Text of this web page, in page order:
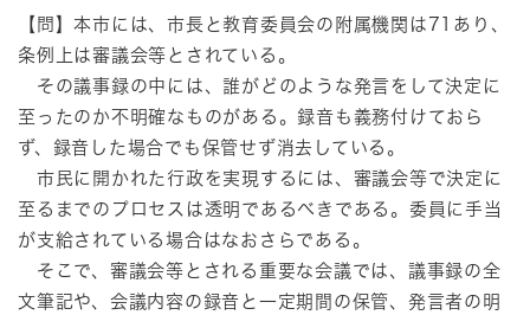
【問】本市には、市長と教育委員会の附属機関は71あり、
条例上は審議会等とされている。
その議事録の中には、誰がどのような発言をして決定に
至ったのか不明確なものがある。録音も義務付けておら
ず、録音した場合でも保管せず消去している。
市民に開かれた行政を実現するには、審議会等で決定に
至るまでのプロセスは透明であるべきである。委員に手当
が支給されている場合はなおさらである。
そこで、審議会等とされる重要な会議では、議事録の全
文筆記や、会議内容の録音と一定期間の保管、発言者の明